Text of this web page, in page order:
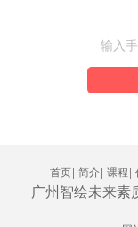
首页| 简介| 课程|
广州智绘未来素